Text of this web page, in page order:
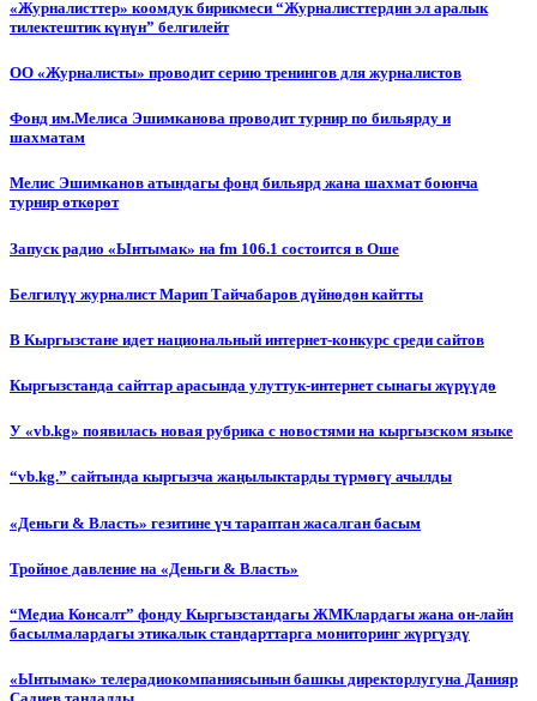
«Журналисттер» коомдук бирикмеси “Журналисттердин эл аралык
тилектештик күнүн” белгилейт
ОО «Журналисты» проводит серию тренингов для журналистов
Фонд им.Мелиса Эшимканова проводит турнир по бильярду и
шахматам
Мелис Эшимканов атындагы фонд бильярд жана шахмат боюнча
турнир өткөрөт
Запуск радио «Ынтымак» на fm 106.1 состоится в Оше
Белгилүү журналист Марип Тайчабаров дүйнөдөн кайтты
В Кыргызстане идет национальный интернет-конкурс среди сайтов
Кыргызстанда сайттар арасында улуттук-интернет сынагы жүрүүдө
У «vb.kg» появилась новая рубрика с новостями на кыргызском языке
“vb.kg.” сайтында кыргызча жаңылыктарды түрмөгү ачылды
«Деньги & Власть» гезитине үч тараптан жасалган басым
Тройное давление на «Деньги & Власть»
“Медиа Консалт” фонду Кыргызстандагы ЖМКлардагы жана он-лайн
басылмалардагы этикалык стандарттарга мониторинг жүргүздү
«Ынтымак» телерадиокомпаниясынын башкы директорлугуна Данияр